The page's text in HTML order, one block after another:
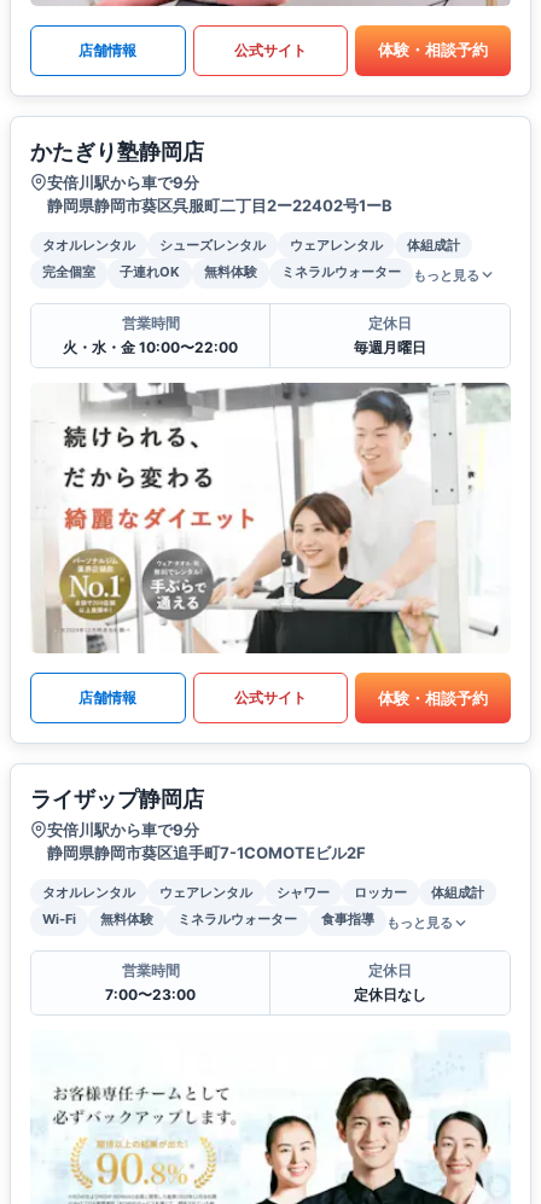
店舗情報 公式サイト 体験・相談予約
かたぎり塾静岡店
安倍川駅から車で9分
静岡県静岡市葵区呉服町二丁目2ー22402号1ーB
タオルレンタル シューズレンタル ウェアレンタル
体組成計
完全個室
子連れOK 無料体験 ミネラルウォーター もっと見る
営業時間
火・水・金 10:00〜22:00
定休日
毎週月曜日
店舗情報 公式サイト 体験・相談予約
ライザップ静岡店
安倍川駅から車で9分
静岡県静岡市葵区追手町7-1COMOTEビル2F
タオルレンタル ウェアレンタル シャワー ロッカー
体組成計
Wi-Fi
無料体験 ミネラルウォーター 食事指導 もっと見る
営業時間
7:00〜23:00
定休日
定休日なし